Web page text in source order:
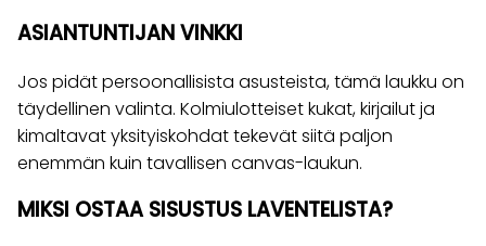
ASIANTUNTIJAN VINKKI
Jos pidät persoonallisista asusteista, tämä laukku on
täydellinen valinta. Kolmiulotteiset kukat, kirjailut ja
kimaltavat yksityiskohdat tekevät siitä paljon
enemmän kuin tavallisen canvas-laukun.
MIKSI OSTAA SISUSTUS LAVENTELISTA?